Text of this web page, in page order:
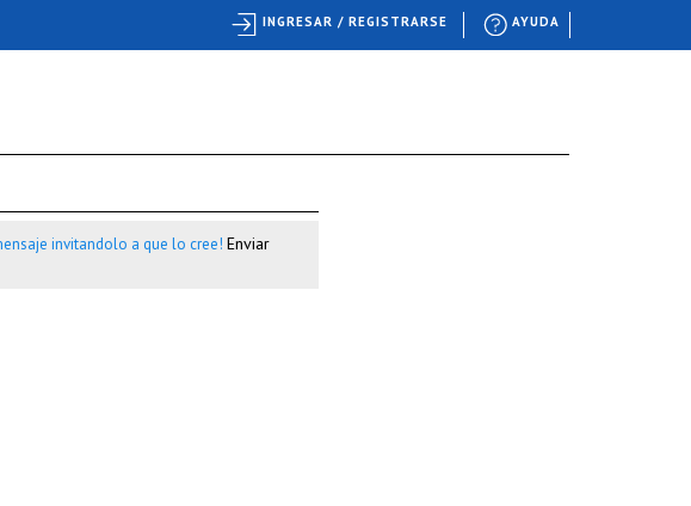
invitandolo a que lo cree! Enviar
AYUDA
INGRESAR / REGISTRARSE